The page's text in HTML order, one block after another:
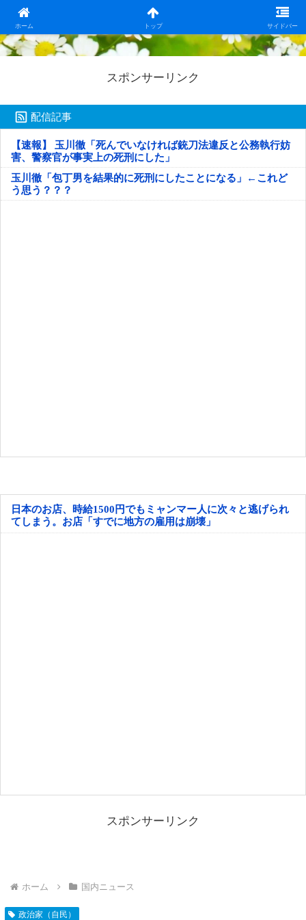
ホーム トップ サイドバー
日本第一！ニュース録
スポンサーリンク
配信記事
【速報】 玉川徹「死んでいなければ銃刀法違反と公務執行妨
害、警察官が事実上の死刑にした」
玉川徹「包丁男を結果的に死刑にしたことになる」←これど
う思う？？？
日本のお店、時給1500円でもミャンマー人に次々と逃げられ
てしまう。お店「すでに地方の雇用は崩壊」
スポンサーリンク
ホーム 国内ニュース
政治家（自民）